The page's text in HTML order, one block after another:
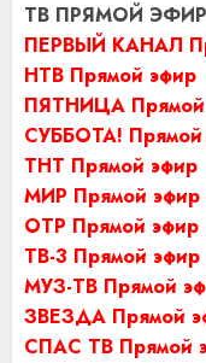
ТВ ПРЯМОЙ ЭФИР
ПЕРВЫЙ КАНАЛ
НТВ Прямой эфир
ПЯТНИЦА Прямой
СУББОТА! Прямой
ТНТ Прямой эфир
МИР Прямой эфир
ОТР Прямой эфир
ТВ-3 Прямой эфир
МУЗ-ТВ Прямой
ЗВЕЗДА Прямой
СПАС ТВ Прямой